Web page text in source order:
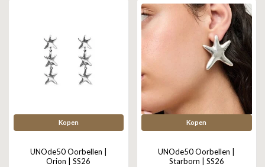
Kopen
UNOde50 Oorbellen |
Orion | SS26
Kopen
UNOde50 Oorbellen |
Starborn | SS26